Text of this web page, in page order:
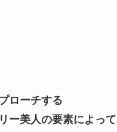
ローチする
ー美人の要素によって